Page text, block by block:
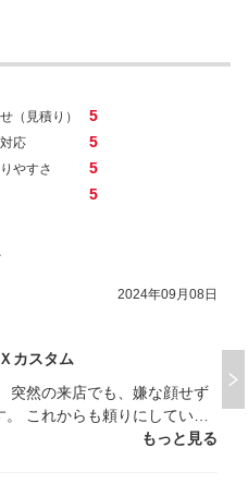
（見積り） 5
応 5
やすさ 5
5
2024年09月08日
カスタム
突然の来店でも、嫌な顔せず
これからも頼りにしていま
もっと見る